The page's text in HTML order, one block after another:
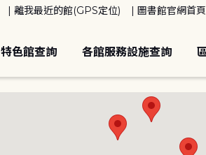
離我最近的館(GPS定位) 圖書館官網首頁
特色館查詢 各館服務設施查詢